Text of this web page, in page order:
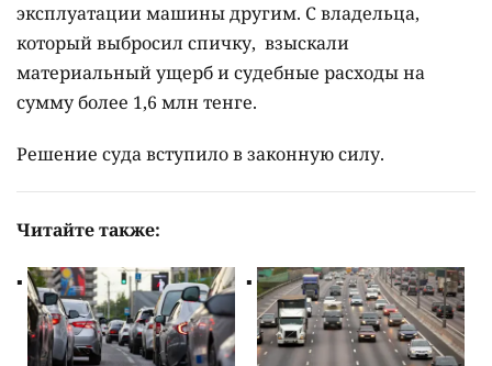
эксплуатации машины другим. С владельца,
который выбросил спичку, взыскали
материальный ущерб и судебные расходы на
сумму более 1,6 млн тенге.
Решение суда вступило в законную силу.
Читайте также: